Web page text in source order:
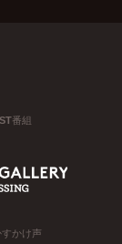
番組
かけ声